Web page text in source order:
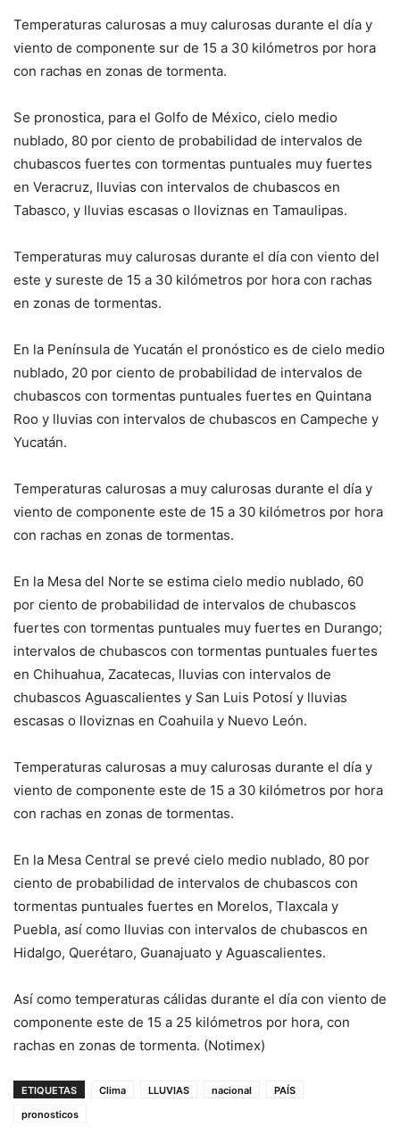
Temperaturas calurosas a muy calurosas durante el día y
viento de componente sur de 15 a 30 kilómetros por hora
con rachas en zonas de tormenta.
Se pronostica, para el Golfo de México, cielo medio
nublado, 80 por ciento de probabilidad de intervalos de
chubascos fuertes con tormentas puntuales muy fuertes
en Veracruz, lluvias con intervalos de chubascos en
Tabasco, y lluvias escasas o lloviznas en Tamaulipas.
Temperaturas muy calurosas durante el día con viento del
este y sureste de 15 a 30 kilómetros por hora con rachas
en zonas de tormentas.
En la Península de Yucatán el pronóstico es de cielo medio
nublado, 20 por ciento de probabilidad de intervalos de
chubascos con tormentas puntuales fuertes en Quintana
Roo y lluvias con intervalos de chubascos en Campeche y
Yucatán.
Temperaturas calurosas a muy calurosas durante el día y
viento de componente este de 15 a 30 kilómetros por hora
con rachas en zonas de tormentas.
En la Mesa del Norte se estima cielo medio nublado, 60
por ciento de probabilidad de intervalos de chubascos
fuertes con tormentas puntuales muy fuertes en Durango;
intervalos de chubascos con tormentas puntuales fuertes
en Chihuahua, Zacatecas, lluvias con intervalos de
chubascos Aguascalientes y San Luis Potosí y lluvias
escasas o lloviznas en Coahuila y Nuevo León.
Temperaturas calurosas a muy calurosas durante el día y
viento de componente este de 15 a 30 kilómetros por hora
con rachas en zonas de tormentas.
En la Mesa Central se prevé cielo medio nublado, 80 por
ciento de probabilidad de intervalos de chubascos con
tormentas puntuales fuertes en Morelos, Tlaxcala y
Puebla, así como lluvias con intervalos de chubascos en
Hidalgo, Querétaro, Guanajuato y Aguascalientes.
Así como temperaturas cálidas durante el día con viento de
componente este de 15 a 25 kilómetros por hora, con
rachas en zonas de tormenta. (Notimex)
ETIQUETAS Clima LLUVIAS nacional
PAÍS
pronosticos